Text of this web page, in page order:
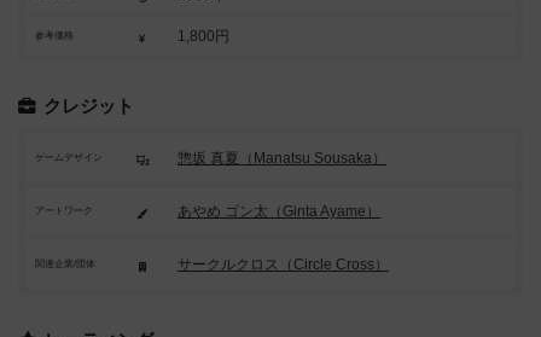
参考価格 1,800円
クレジット
ゲームデザイン 惣坂 真夏（Manatsu Sousaka）
アートワーク あやめ ゴン太（Ginta Ayame）
関連企業/団体 サークルクロス（Circle Cross）